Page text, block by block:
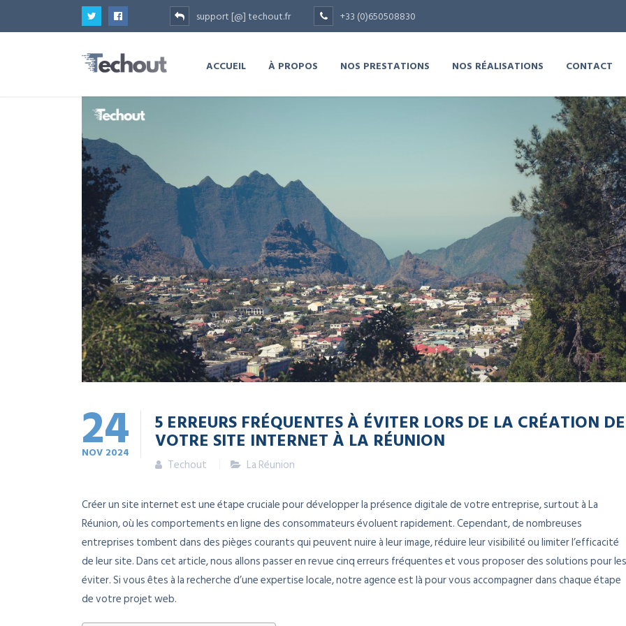
support [@] techout.fr +33 (0)650508830
ACCUEIL À PROPOS NOS PRESTATIONS NOS RÉALISATIONS CONTACT
24
NOV 2024
5 ERREURS FRÉQUENTES À ÉVITER LORS DE LA CRÉATION DE
VOTRE SITE INTERNET À LA RÉUNION
Techout La Réunion
Créer un site internet est une étape cruciale pour développer la présence digitale de votre entreprise, surtout à La
Réunion, où les comportements en ligne des consommateurs évoluent rapidement. Cependant, de nombreuses
entreprises tombent dans des pièges courants qui peuvent nuire à leur image, réduire leur visibilité ou limiter l’efficacité
de leur site. Dans cet article, nous allons passer en revue cinq erreurs fréquentes et vous proposer des solutions pour les
éviter. Si vous êtes à la recherche d’une expertise locale, notre agence est là pour vous accompagner dans chaque étape
de votre projet web.